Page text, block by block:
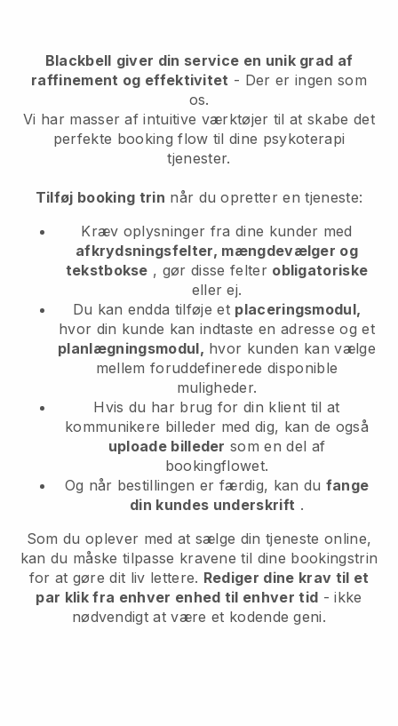
Blackbell giver din service en unik grad af
raffinement og effektivitet - Der er ingen som
os.
Vi har masser af intuitive værktøjer til at skabe det
perfekte booking flow til dine psykoterapi
tjenester.
Tilføj booking trin når du opretter en tjeneste:
Kræv oplysninger fra dine kunder med
afkrydsningsfelter, mængdevælger og
tekstbokse , gør disse felter obligatoriske
eller ej.
Du kan endda tilføje et placeringsmodul,
hvor din kunde kan indtaste en adresse og et
planlægningsmodul, hvor kunden kan vælge
mellem foruddefinerede disponible
muligheder.
Hvis du har brug for din klient til at
kommunikere billeder med dig, kan de også
uploade billeder som en del af
bookingflowet.
Og når bestillingen er færdig, kan du fange
din kundes underskrift .
Som du oplever med at sælge din tjeneste online,
kan du måske tilpasse kravene til dine bookingstrin
for at gøre dit liv lettere. Rediger dine krav til et
par klik fra enhver enhed til enhver tid - ikke
nødvendigt at være et kodende geni.